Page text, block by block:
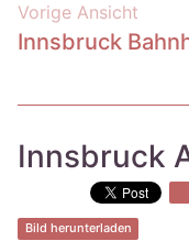
Vorige Ansicht
Innsbruck
Innsbruck
Bild herunterladen